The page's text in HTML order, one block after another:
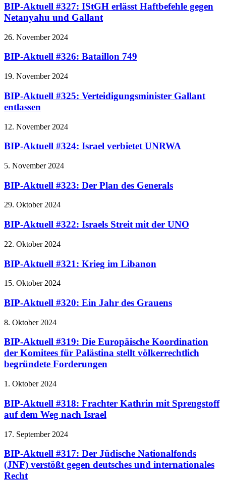
BIP-Aktuell #327: IStGH erlässt Haftbefehle gegen
Netanyahu und Gallant
26. November 2024
BIP-Aktuell #326: Bataillon 749
19. November 2024
BIP-Aktuell #325: Verteidigungsminister Gallant
entlassen
12. November 2024
BIP-Aktuell #324: Israel verbietet UNRWA
5. November 2024
BIP-Aktuell #323: Der Plan des Generals
29. Oktober 2024
BIP-Aktuell #322: Israels Streit mit der UNO
22. Oktober 2024
BIP-Aktuell #321: Krieg im Libanon
15. Oktober 2024
BIP-Aktuell #320: Ein Jahr des Grauens
8. Oktober 2024
BIP-Aktuell #319: Die Europäische Koordination
der Komitees für Palästina stellt völkerrechtlich
begründete Forderungen
1. Oktober 2024
BIP-Aktuell #318: Frachter Kathrin mit Sprengstoff
auf dem Weg nach Israel
17. September 2024
BIP-Aktuell #317: Der Jüdische Nationalfonds
(JNF) verstößt gegen deutsches und internationales
Recht